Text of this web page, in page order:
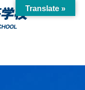
Translate »